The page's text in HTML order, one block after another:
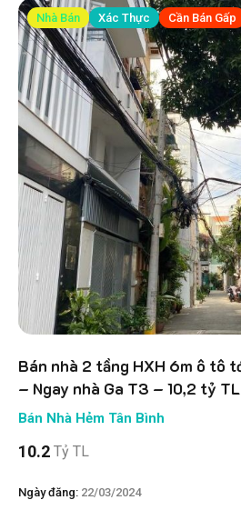
Nhà Bán Xác Thực Cần Bán Gấp
Bán nhà 2 tầng HXH 6m ô tô
– Ngay nhà Ga T3 – 10,2 tỷ
Bán Nhà Hẻm Tân Bình
10.2 Tỷ TL
Ngày đăng: 22/03/2024